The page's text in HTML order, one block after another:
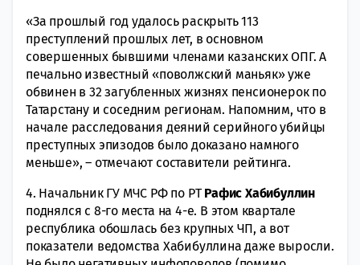
«За прошлый год удалось раскрыть 113
преступлений прошлых лет, в основном
совершенных бывшими членами казанских ОПГ. А
печально известный «поволжский маньяк» уже
обвинен в 32 загубленных жизнях пенсионерок по
Татарстану и соседним регионам. Напомним, что в
начале расследования деяний серийного убийцы
преступных эпизодов было доказано намного
меньше», – отмечают составители рейтинга.
4. Начальник ГУ МЧС РФ по РТ Рафис Хабибуллин
поднялся с 8-го места на 4-е. В этом квартале
республика обошлась без крупных ЧП, а вот
показатели ведомства Хабибуллина даже выросли.